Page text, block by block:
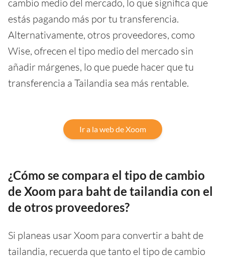
cambio medio del mercado, lo que significa que
estás pagando más por tu transferencia.
Alternativamente, otros proveedores, como
Wise, ofrecen el tipo medio del mercado sin
añadir márgenes, lo que puede hacer que tu
transferencia a Tailandia sea más rentable.
Ir a la web de Xoom
¿Cómo se compara el tipo de cambio
de Xoom para baht de tailandia con el
de otros proveedores?
Si planeas usar Xoom para convertir a baht de
tailandia, recuerda que tanto el tipo de cambio